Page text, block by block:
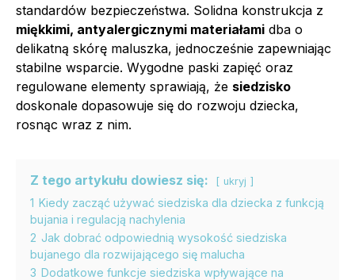
standardów bezpieczeństwa. Solidna konstrukcja z
miękkimi, antyalergicznymi materiałami dba o
delikatną skórę maluszka, jednocześnie zapewniając
stabilne wsparcie. Wygodne paski zapięć oraz
regulowane elementy sprawiają, że siedzisko
doskonale dopasowuje się do rozwoju dziecka,
rosnąc wraz z nim.
Z tego artykułu dowiesz się: ukryj
1 Kiedy zacząć używać siedziska dla dziecka z funkcją
bujania i regulacją nachylenia
2 Jak dobrać odpowiednią wysokość siedziska
bujanego dla rozwijającego się malucha
3 Dodatkowe funkcje siedziska wpływające na